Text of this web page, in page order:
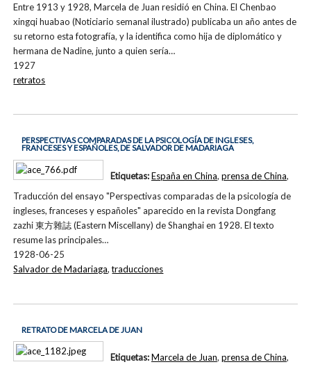
Entre 1913 y 1928, Marcela de Juan residió en China. El Chenbao
xingqi huabao (Noticiario semanal ilustrado) publicaba un año antes de
su retorno esta fotografía, y la identifica como hija de diplomático y
hermana de Nadine, junto a quien sería…
1927
retratos
PERSPECTIVAS COMPARADAS DE LA PSICOLOGÍA DE INGLESES,
FRANCESES Y ESPAÑOLES, DE SALVADOR DE MADARIAGA
Traducción del ensayo "Perspectivas comparadas de la psicología de
ingleses, franceses y españoles" aparecido en la revista Dongfang
zazhi 東方雜誌 (Eastern Miscellany) de Shanghai en 1928. El texto
resume las principales…
1928-06-25
Etiquetas:España en China, prensa de China,
Salvador de Madariaga,traducciones
RETRATO DE MARCELA DE JUAN
Etiquetas:Marcela de Juan, prensa de China,